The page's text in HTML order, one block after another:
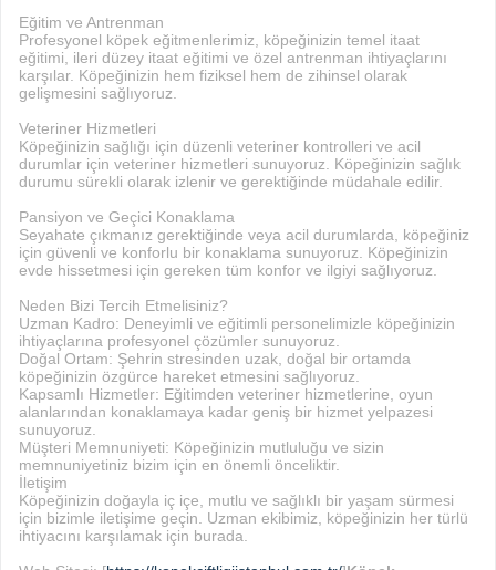
Eğitim ve Antrenman
Profesyonel köpek eğitmenlerimiz, köpeğinizin temel itaat
eğitimi, ileri düzey itaat eğitimi ve özel antrenman ihtiyaçlarını
karşılar. Köpeğinizin hem fiziksel hem de zihinsel olarak
gelişmesini sağlıyoruz.
Veteriner Hizmetleri
Köpeğinizin sağlığı için düzenli veteriner kontrolleri ve acil
durumlar için veteriner hizmetleri sunuyoruz. Köpeğinizin sağlık
durumu sürekli olarak izlenir ve gerektiğinde müdahale edilir.
Pansiyon ve Geçici Konaklama
Seyahate çıkmanız gerektiğinde veya acil durumlarda, köpeğiniz
için güvenli ve konforlu bir konaklama sunuyoruz. Köpeğinizin
evde hissetmesi için gereken tüm konfor ve ilgiyi sağlıyoruz.
Neden Bizi Tercih Etmelisiniz?
Uzman Kadro: Deneyimli ve eğitimli personelimizle köpeğinizin
ihtiyaçlarına profesyonel çözümler sunuyoruz.
Doğal Ortam: Şehrin stresinden uzak, doğal bir ortamda
köpeğinizin özgürce hareket etmesini sağlıyoruz.
Kapsamlı Hizmetler: Eğitimden veteriner hizmetlerine, oyun
alanlarından konaklamaya kadar geniş bir hizmet yelpazesi
sunuyoruz.
Müşteri Memnuniyeti: Köpeğinizin mutluluğu ve sizin
memnuniyetiniz bizim için en önemli önceliktir.
İletişim
Köpeğinizin doğayla iç içe, mutlu ve sağlıklı bir yaşam sürmesi
için bizimle iletişime geçin. Uzman ekibimiz, köpeğinizin her türlü
ihtiyacını karşılamak için burada.